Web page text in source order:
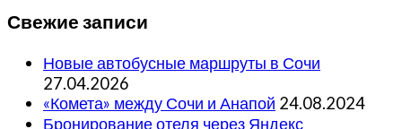
Свежие записи
Новые автобусные маршруты в Сочи
27.04.2026
«Комета» между Сочи и Анапой 24.08.2024
Бронирование отеля через Яндекс